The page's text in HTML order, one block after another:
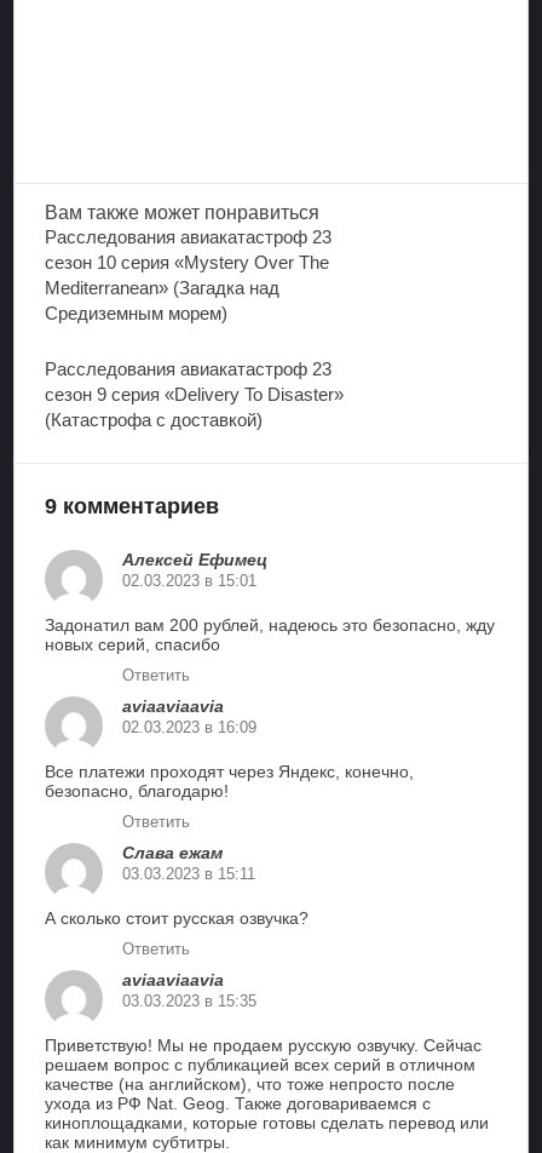
Вам также может понравиться
Расследования авиакатастроф 23
сезон 10 серия «Mystery Over The
Mediterranean» (Загадка над
Средиземным морем)
Расследования авиакатастроф 23
сезон 9 серия «Delivery To Disaster»
(Катастрофа с доставкой)
9 комментариев
Алексей Ефимец
02.03.2023 в 15:01
Задонатил вам 200 рублей, надеюсь это безопасно, жду
новых серий, спасибо
Ответить
aviaaviaavia
02.03.2023 в 16:09
Все платежи проходят через Яндекс, конечно,
безопасно, благодарю!
Ответить
Слава ежам
03.03.2023 в 15:11
А сколько стоит русская озвучка?
Ответить
aviaaviaavia
03.03.2023 в 15:35
Приветствую! Мы не продаем русскую озвучку. Сейчас
решаем вопрос с публикацией всех серий в отличном
качестве (на английском), что тоже непросто после
ухода из РФ Nat. Geog. Также договариваемся с
киноплощадками, которые готовы сделать перевод или
как минимум субтитры.